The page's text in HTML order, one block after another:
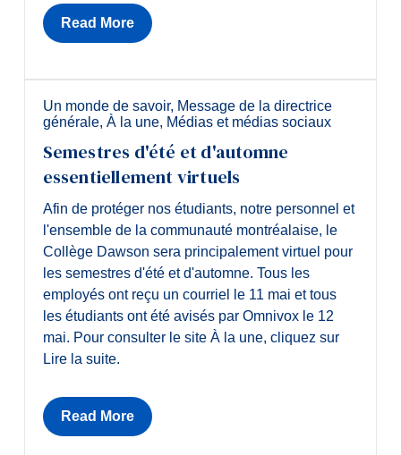
Read More
Un monde de savoir, Message de la directrice
générale, À la une, Médias et médias sociaux
Semestres d'été et d'automne
essentiellement virtuels
Afin de protéger nos étudiants, notre personnel et
l'ensemble de la communauté montréalaise, le
Collège Dawson sera principalement virtuel pour
les semestres d'été et d'automne. Tous les
employés ont reçu un courriel le 11 mai et tous
les étudiants ont été avisés par Omnivox le 12
mai. Pour consulter le site À la une, cliquez sur
Lire la suite.
Read More